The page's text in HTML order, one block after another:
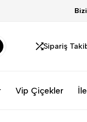
Sipariş
Vip Çiçekler